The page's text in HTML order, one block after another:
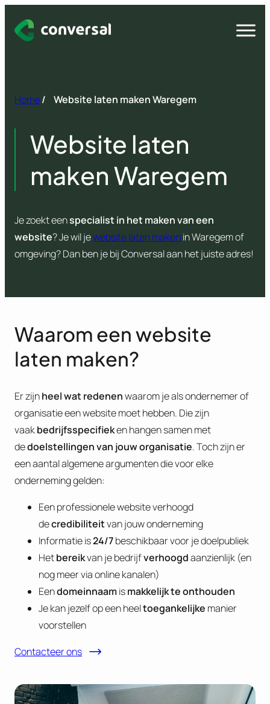
naar
Open
Home/ Website laten maken Waregem
Website laten
maken Waregem
Je zoekt eenspecialist in het maken van een
website? Je wil jewebsite laten makenin Waregem of
omgeving? Dan ben je bij Conversal aan het juiste adres!
Waarom een website
laten maken?
Er zijnheel wat redenenwaarom je als ondernemer of
organisatie een website moet hebben. Die zijn
vaakbedrijfsspecifieken hangen samen met
dedoelstellingen van jouw organisatie. Toch zijn er
een aantal algemene argumenten die voor elke
onderneming gelden:
Een professionele website verhoogd
decredibiliteitvan jouw onderneming
Informatie is24/7beschikbaar voor je doelpubliek
Hetbereikvan je bedrijfverhoogdaanzienlijk (en
nog meer via online kanalen)
Eendomeinnaamismakkelijk te onthouden
Je kan jezelf op een heeltoegankelijke manier
voorstellen
Contacteer ons